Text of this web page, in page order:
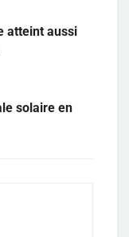
atteint aussi
solaire en